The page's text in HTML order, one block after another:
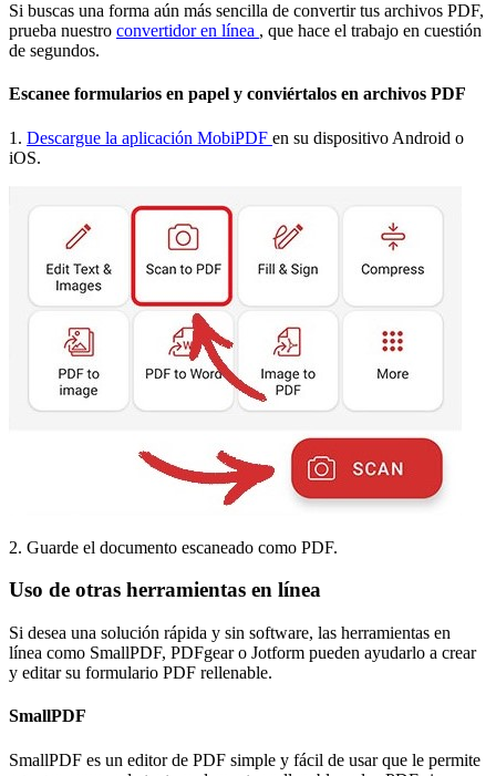
Si buscas una forma aún más sencilla de convertir tus archivos PDF,
prueba nuestro convertidor en línea , que hace el trabajo en cuestión
de segundos.
Escanee formularios en papel y conviértalos en archivos PDF
1. Descargue la aplicación MobiPDF en su dispositivo Android o
iOS.
2. Guarde el documento escaneado como PDF.
Uso de otras herramientas en línea
Si desea una solución rápida y sin software, las herramientas en
línea como SmallPDF, PDFgear o Jotform pueden ayudarlo a crear
y editar su formulario PDF rellenable.
SmallPDF
SmallPDF es un editor de PDF simple y fácil de usar que le permite